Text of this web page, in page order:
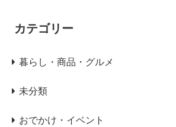
カテゴリー
暮らし・商品・グルメ
未分類
おでかけ・イベント